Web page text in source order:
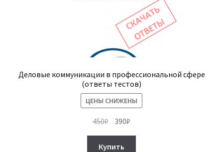
Деловые коммуникации в профессиональной сфере
(ответы тестов)
ЦЕНЫ СНИЖЕНЫ
450₽ Первоначальная
составляла
390₽
Купить